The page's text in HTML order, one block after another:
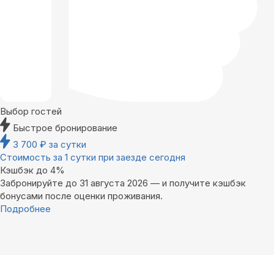
Выбор гостей
Быстрое бронирование
3 700 ₽ за сутки
Стоимость за 1 сутки при заезде сегодня
Кэшбэк до 4%
Забронируйте до 31 августа 2026 — и получите кэшбэк
бонусами после оценки проживания.
Подробнее